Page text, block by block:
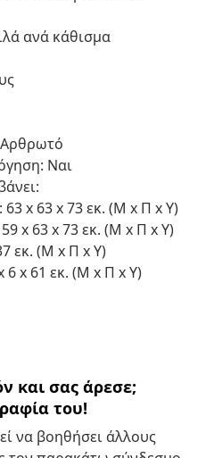
ανά κάθισμα
Ναι
63 x 63 x 73 εκ. (Μ x Π x Υ)
x 63 x 73 εκ. (Μ x Π x Υ)
εκ. (Μ x Π x Υ)
6 x 61 εκ. (Μ x Π x Υ)
και σας άρεσε;
του!
να βοηθήσει άλλους